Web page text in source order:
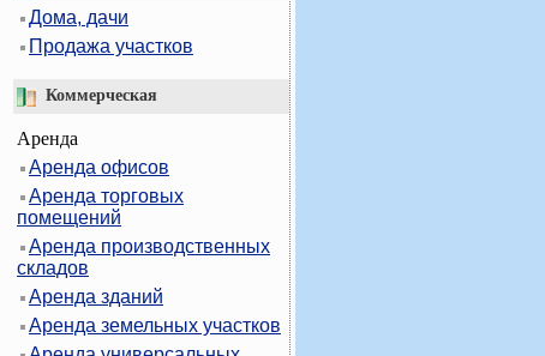
Дома, дачи
Продажа участков
Коммерческая
Аренда
Аренда офисов
Аренда торговых
помещений
Аренда производственных
складов
Аренда зданий
Аренда земельных участков